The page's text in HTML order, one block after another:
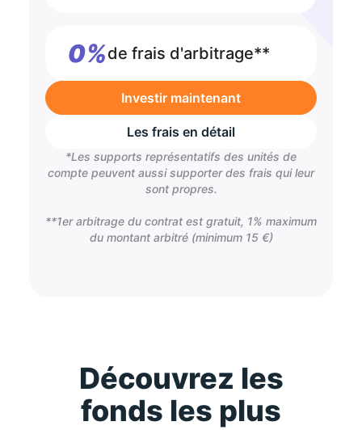
0%de frais d'arbitrage**
Investir maintenant
Les frais en détail
*Les supports représentatifs des unités de
compte peuvent aussi supporter des frais qui leur
sont propres.
**1er arbitrage du contrat est gratuit, 1% maximum
du montant arbitré (minimum 15 €)
Découvrez les
fonds les plus